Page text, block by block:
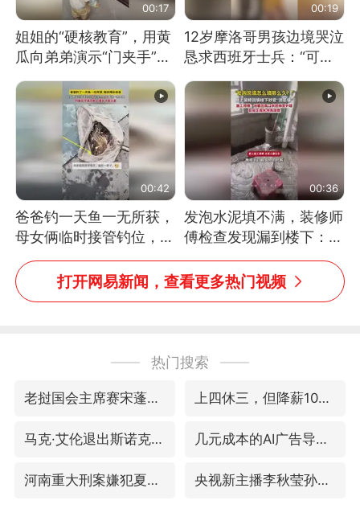
00:17
姐姐的“硬核教育”，用黄
瓜向弟弟演示“门夹手”，
网友：果然言传不如身
教！
00:19
12岁摩洛哥男孩边境哭泣
恳求西班牙士兵：“可不
可以不要把我遣返回国”
00:42
爸爸钓一天鱼一无所获，
母女俩临时接管钓位，用
玩具鱼竿钓上大鱼
00:36
发泡水泥填不满，装修师
傅检查发现漏到楼下：出
风口未延伸到外墙
打开网易新闻，查看更多热门视频
热门搜索
老挝国会主席赛宋蓬逝世 上四休三，但降薪1000元，你接受吗？
马克·艾伦退出斯诺克中国公开赛 几元成本的AI广告导致千万市值蒸发
河南重大刑案嫌犯夏某钢落网 央视新主播李秋莹孙亚鹏亮相